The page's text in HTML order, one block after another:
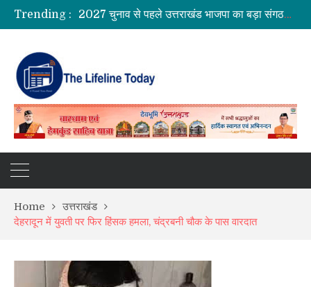
Trending :
2027 चुनाव से पहले उत्तराखंड भाजपा का बड़ा संगठनात्मक विस्तार, 178 नेताओं को प्रदेश कार्यसमिति में मिली जिम्मेदारी
उत्तरकाशी में 4.2 तीव्रता के भूकंप से हिली धरती, टिहरी में भी महसूस हुए झटके
Home
उत्तराखंड
देहरादून में युवती पर फिर हिंसक हमला, चंद्रबनी चौक के पास वारदात